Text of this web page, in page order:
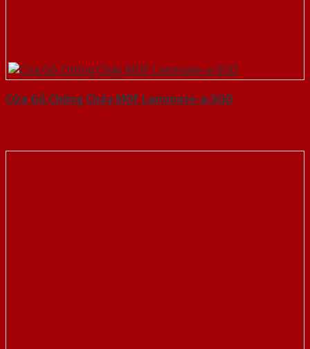
Cửa Gỗ Chống Cháy MDF Laminate-a-SGD